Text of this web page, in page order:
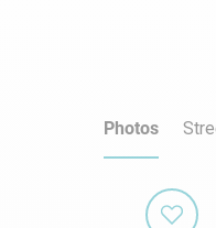
Photos